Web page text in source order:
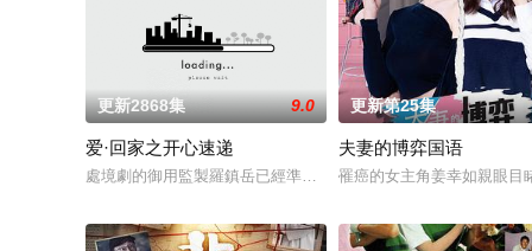
更新2868集 9.0
爱·回家之开心速递
處境劇的御用監製羅鎮岳已經準備開拍新一套處境劇，暫定叫《
更新第25集
夫妻的博弈国语
罹癌的女主角姜幸如親眼目